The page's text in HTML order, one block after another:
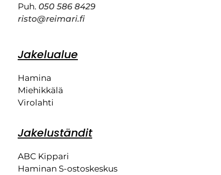
Puh. 050 586 8429
risto@reimari.fi
Jakelualue
Hamina
Miehikkälä
Virolahti
Jakeluständit
ABC Kippari
Haminan S-ostoskeskus